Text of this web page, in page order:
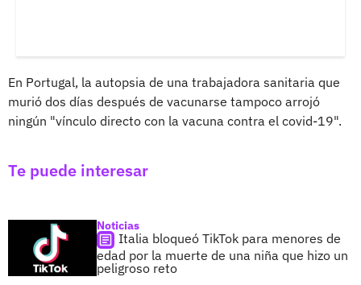
En Portugal, la autopsia de una trabajadora sanitaria que
murió dos días después de vacunarse tampoco arrojó
ningún "vínculo directo con la vacuna contra el covid-19".
Te puede interesar
Noticias
Italia bloqueó TikTok para menores de
edad por la muerte de una niña que hizo un
peligroso reto